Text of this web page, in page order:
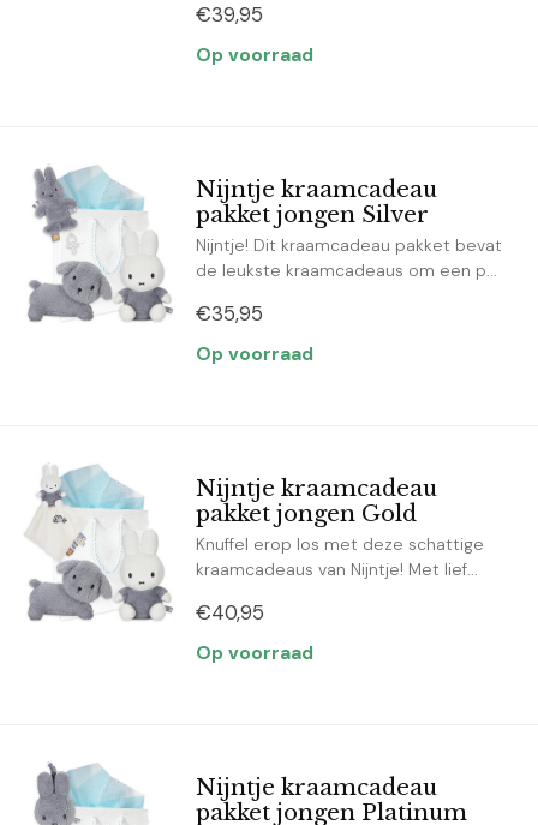
€39,95
Op voorraad
Nijntje kraamcadeau
pakket jongen Silver
Nijntje! Dit kraamcadeau pakket bevat
de leukste kraamcadeaus om een p...
€35,95
Op voorraad
Nijntje kraamcadeau
pakket jongen Gold
Knuffel erop los met deze schattige
kraamcadeaus van Nijntje! Met lief...
€40,95
Op voorraad
Nijntje kraamcadeau
pakket jongen Platinum